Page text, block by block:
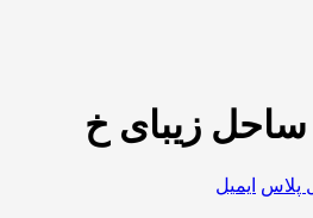
ساحل زیبای خ
پلاس ایمیل